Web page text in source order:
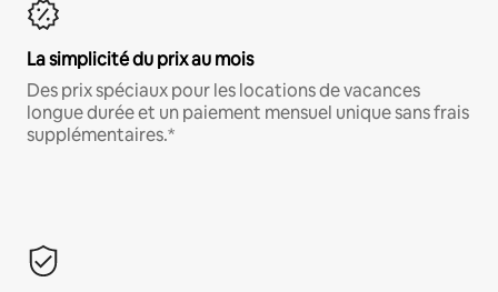
La simplicité du prix au mois
Des prix spéciaux pour les locations de vacances
longue durée et un paiement mensuel unique sans frais
supplémentaires.*